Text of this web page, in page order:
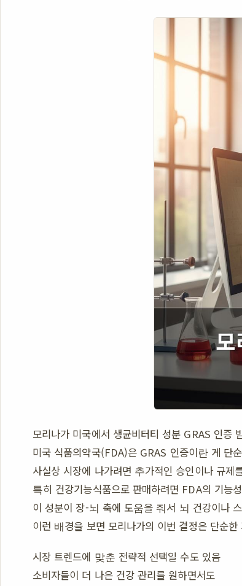
모리나가 미국에서 생균비터티 성분 GRAS 인증
미국 식품의약국(FDA)은 GRAS 인증이란 게 단
사실상 시장에 나가려면 추가적인 승인이나 규제
특히 건강기능식품으로 판매하려면 FDA의 기능
이 성분이 장-뇌 축에 도움을 줘서 뇌 건강이나
이런 배경을 보면 모리나가의 이번 결정은 단순
시장 트렌드에 맞춘 전략적 선택일 수도 있음
소비자들이 더 나은 건강 관리를 원하면서도